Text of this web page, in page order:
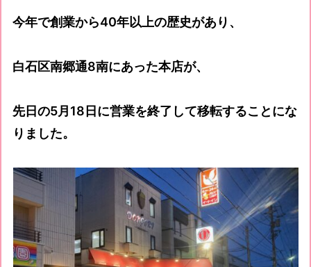
今年で創業から40年以上の歴史があり、
白石区南郷通8南にあった本店が、
先日の5月18日に営業を終了して移転することにな
りました。